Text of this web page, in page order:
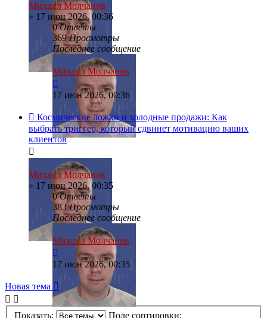
Михаил Молчанов
» 17 июн 2026, 00:36
0Ответы
369Просмотры
Последнее сообщение
Михаил Молчанов
17 июн 2026, 00:36
Космические ложки и холодные продажи: Как
выбрать триггер, который сдвинет мотивацию ваших
клиентов
Михаил Молчанов
» 17 июн 2026, 00:35
0Ответы
383Просмотры
Последнее сообщение
Михаил Молчанов
17 июн 2026, 00:35
Новая тема
Показать: Поле сортировки: